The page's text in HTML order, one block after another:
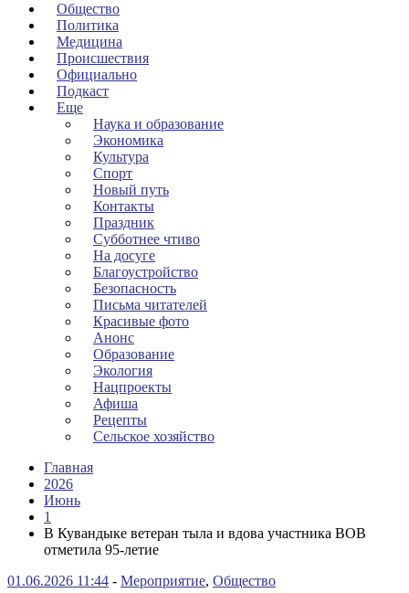
Общество
Политика
Медицина
Происшествия
Официально
Подкаст
Еще
Наука и образование
Экономика
Культура
Спорт
Новый путь
Контакты
Праздник
Субботнее чтиво
На досуге
Благоустройство
Безопасность
Письма читателей
Красивые фото
Анонс
Образование
Экология
Нацпроекты
Афиша
Рецепты
Сельское хозяйство
Главная
2026
Июнь
1
В Кувандыке ветеран тыла и вдова участника ВОВ
отметила 95-летие
01.06.2026 11:44 - Мероприятие, Общество